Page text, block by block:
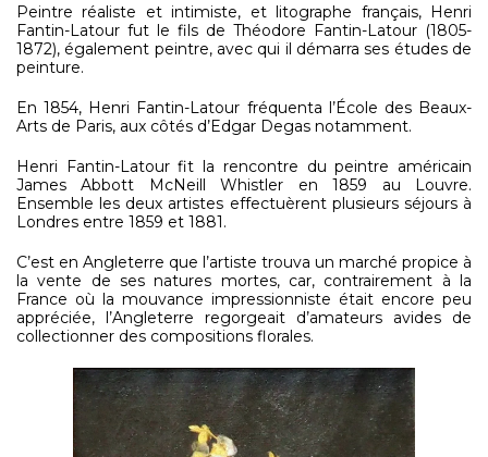
Peintre réaliste et intimiste, et litographe français, Henri
Fantin-Latour fut le fils de Théodore Fantin-Latour (1805-
1872), également peintre, avec qui il démarra ses études de
peinture.
En 1854, Henri Fantin-Latour fréquenta l’École des Beaux-
Arts de Paris, aux côtés d’Edgar Degas notamment.
Henri Fantin-Latour fit la rencontre du peintre américain
James Abbott McNeill Whistler en 1859 au Louvre.
Ensemble les deux artistes effectuèrent plusieurs séjours à
Londres entre 1859 et 1881.
C’est en Angleterre que l’artiste trouva un marché propice à
la vente de ses natures mortes, car, contrairement à la
France où la mouvance impressionniste était encore peu
appréciée, l’Angleterre regorgeait d’amateurs avides de
collectionner des compositions florales.